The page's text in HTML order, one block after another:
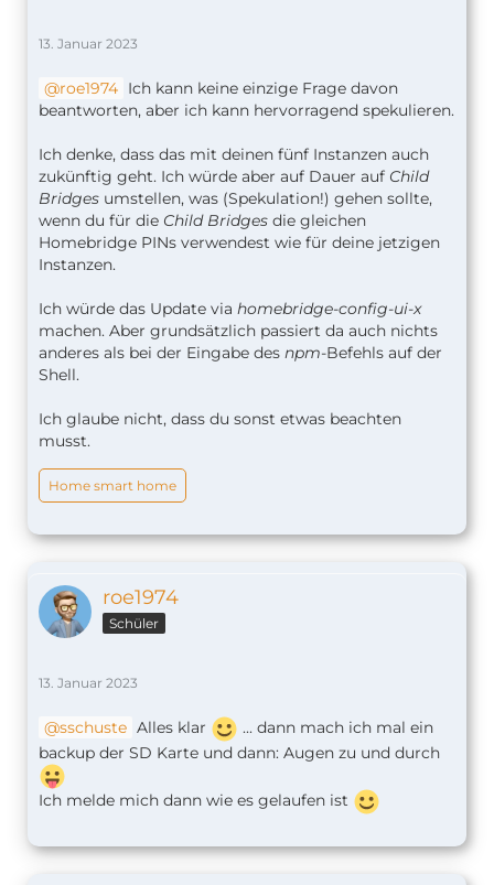
13. Januar 2023
roe1974 Ich kann keine einzige Frage davon
beantworten, aber ich kann hervorragend spekulieren.
Ich denke, dass das mit deinen fünf Instanzen auch
zukünftig geht. Ich würde aber auf Dauer auf Child
Bridges umstellen, was (Spekulation!) gehen sollte,
wenn du für die Child Bridges die gleichen
Homebridge PINs verwendest wie für deine jetzigen
Instanzen.
Ich würde das Update via homebridge-config-ui-x
machen. Aber grundsätzlich passiert da auch nichts
anderes als bei der Eingabe des npm-Befehls auf der
Shell.
Ich glaube nicht, dass du sonst etwas beachten
musst.
Home smart home
roe1974
Schüler
13. Januar 2023
sschuste Alles klar
... dann mach ich mal ein
backup der SD Karte und dann: Augen zu und durch
Ich melde mich dann wie es gelaufen ist